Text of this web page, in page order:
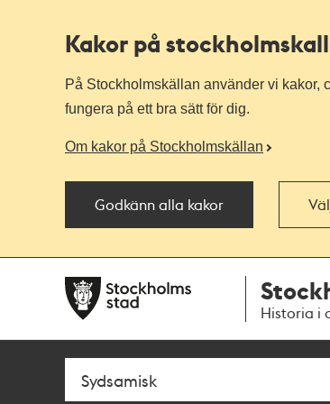
Kakor på
På Stockholmskällan använder vi kakor,
fungera på ett bra sätt för dig.
Om kakor på Stockholmskällan
Godkänn alla kakor
navigationen
huvudinnehållet
Historia i
Sök